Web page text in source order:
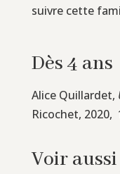
suivre cette
Dès 4 ans
Alice Quillardet,
Ricochet, 2020,
Voir aussi